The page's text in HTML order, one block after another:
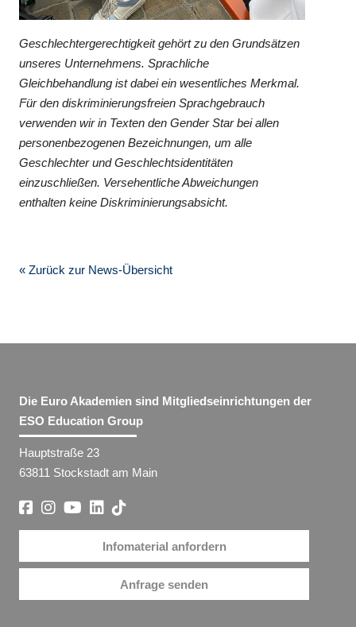
Geschlechtergerechtigkeit gehört zu den Grundsätzen
unseres Unternehmens. Sprachliche
Gleichbehandlung ist dabei ein wesentliches Merkmal.
Für den diskriminierungsfreien Sprachgebrauch
verwenden wir in Texten den Gender Star bei allen
personenbezogenen Bezeichnungen, um alle
Geschlechter und Geschlechtsidentitäten
einzuschließen. Versehentliche Abweichungen
enthalten keine Diskriminierungsabsicht.
« Zurück zur News-Übersicht
Die Euro Akademien sind Mitgliedseinrichtungen der
ESO Education Group
Hauptstraße 23
63811 Stockstadt am Main
Infomaterial anfordern
Anfrage senden